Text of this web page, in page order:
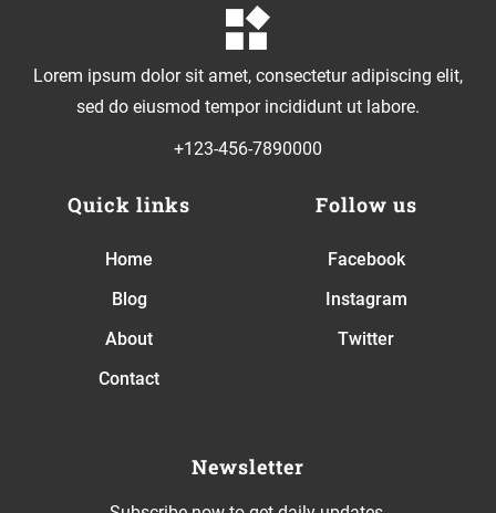
Lorem ipsum dolor sit amet, consectetur adipiscing elit,
sed do eiusmod tempor incididunt ut labore.
+123-456-7890000
Quick links
Home
Blog
About
Contact
Follow us
Facebook
Instagram
Twitter
Newsletter